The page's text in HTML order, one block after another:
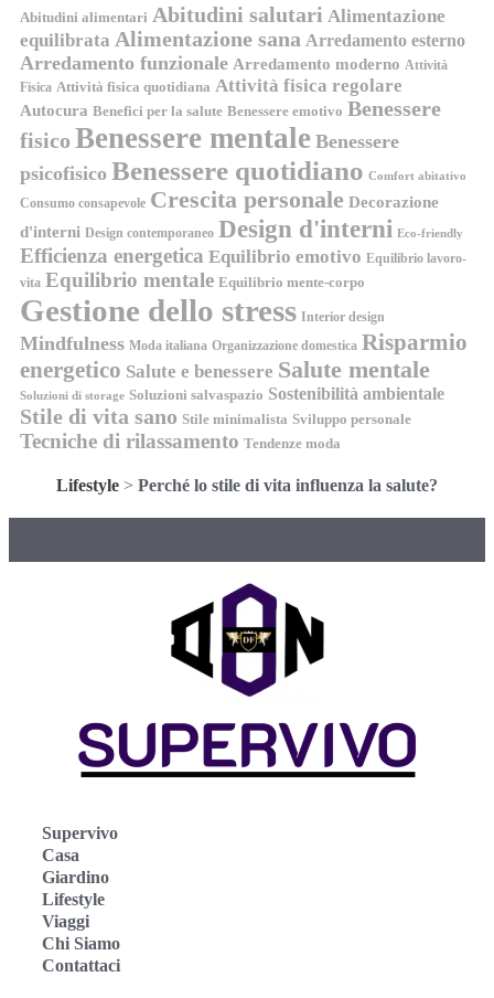
Abitudini alimentari Abitudini salutari Alimentazione
equilibrata Alimentazione sana Arredamento esterno
Arredamento funzionale Arredamento moderno Attività
Fisica Attività fisica quotidiana Attività fisica regolare
Autocura Benefici per la salute Benessere emotivo Benessere
fisico Benessere mentale Benessere
psicofisico Benessere quotidiano Comfort abitativo
Consumo consapevole Crescita personale Decorazione
d'interni Design contemporaneo Design d'interni Eco-friendly
Efficienza energetica Equilibrio emotivo Equilibrio lavoro-
vita Equilibrio mentale Equilibrio mente-corpo
Gestione dello stress Interior design
Mindfulness Moda italiana Organizzazione domestica Risparmio
energetico Salute e benessere Salute mentale
Soluzioni di storage Soluzioni salvaspazio Sostenibilità ambientale
Stile di vita sano Stile minimalista Sviluppo personale
Tecniche di rilassamento Tendenze moda
Lifestyle > Perché lo stile di vita influenza la salute?
Supervivo
Casa
Giardino
Lifestyle
Viaggi
Chi Siamo
Contattaci